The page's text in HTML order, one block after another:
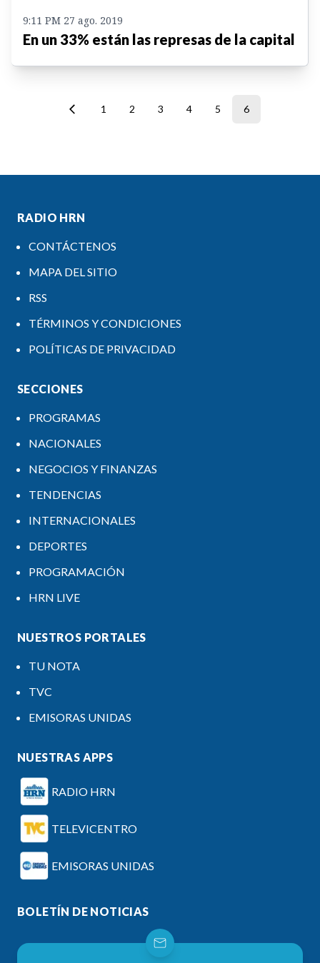
9:11 PM 27 ago. 2019
En un 33% están las represas de la capital
1 2 3 4 5 6
RADIO HRN
CONTÁCTENOS
MAPA DEL SITIO
RSS
TÉRMINOS Y CONDICIONES
POLÍTICAS DE PRIVACIDAD
SECCIONES
PROGRAMAS
NACIONALES
NEGOCIOS Y FINANZAS
TENDENCIAS
INTERNACIONALES
DEPORTES
PROGRAMACIÓN
HRN LIVE
NUESTROS PORTALES
TU NOTA
TVC
EMISORAS UNIDAS
NUESTRAS APPS
RADIO HRN
TELEVICENTRO
EMISORAS UNIDAS
BOLETÍN DE NOTICIAS